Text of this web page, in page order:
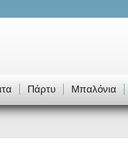
Πάρτυ Μπαλόνια